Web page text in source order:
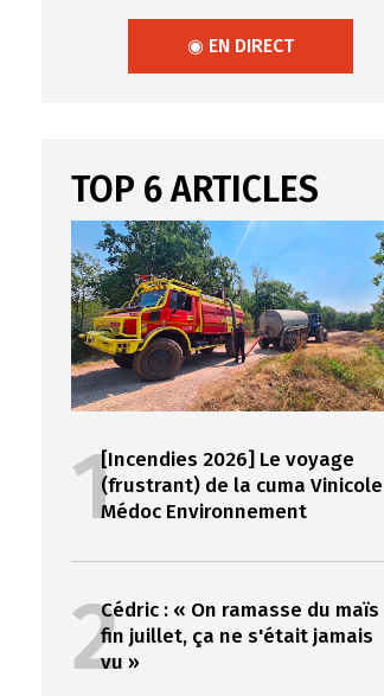
◉ EN DIRECT
TOP 6 ARTICLES
1[Incendies 2026] Le voyage
(frustrant) de la cuma Vinicole
Médoc Environnement
2Cédric : « On ramasse du maïs
fin juillet, ça ne s'était jamais
vu »